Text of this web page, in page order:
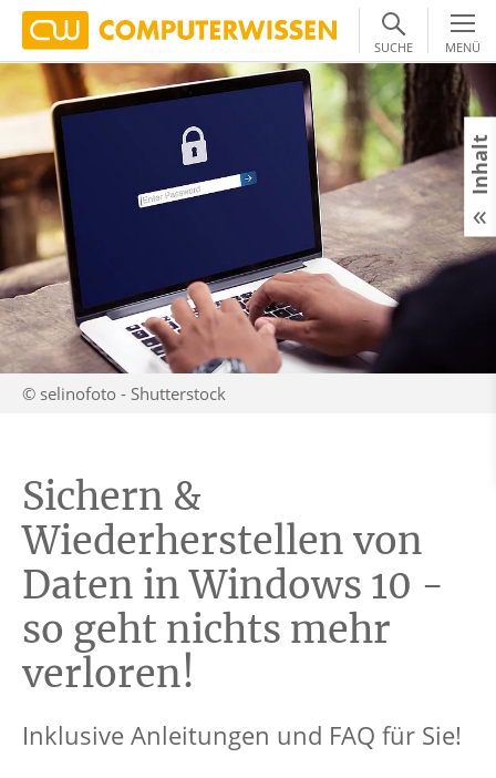
SUCHE MENÜ
© selinofoto - Shutterstock
Sichern &
Wiederherstellen von
Daten in Windows 10 -
so geht nichts mehr
verloren!
Inklusive Anleitungen und FAQ für Sie!
Inhalt